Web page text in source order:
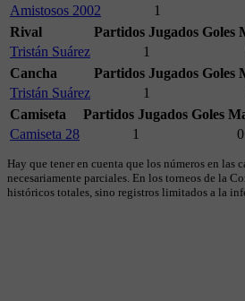
Amistosos 2002
1
Rival
Partidos Jugados Goles
Tristán Suárez
1
Cancha
Partidos Jugados Goles
Tristán Suárez
1
Camiseta
Partidos Jugados Goles
Camiseta 28
1 0
Hay que tener en cuenta que los números en las
necesariamente parciales. En los torneos de la
históricos totales, sino registros limitados a la